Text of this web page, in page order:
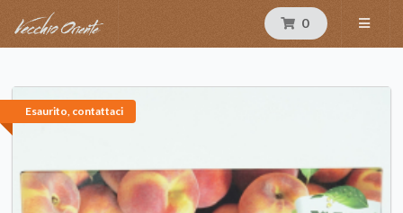
0
Esaurito, contattaci